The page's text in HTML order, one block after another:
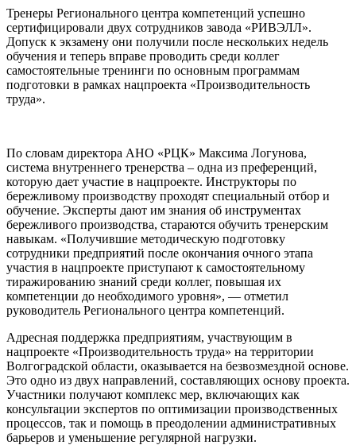
Тренеры Регионального центра компетенций успешно
сертифицировали двух сотрудников завода «РИВЭЛЛ».
Допуск к экзамену они получили после нескольких недель
обучения и теперь вправе проводить среди коллег
самостоятельные тренинги по основным программам
подготовки в рамках нацпроекта «Производительность
труда».
По словам директора АНО «РЦК» Максима Логунова,
система внутреннего тренерства – одна из преференций,
которую дает участие в нацпроекте. Инструкторы по
бережливому производству проходят специальный отбор и
обучение. Эксперты дают им знания об инструментах
бережливого производства, стараются обучить тренерским
навыкам. «Получившие методическую подготовку
сотрудники предприятий после окончания очного этапа
участия в нацпроекте приступают к самостоятельному
тиражированию знаний среди коллег, повышая их
компетенции до необходимого уровня», — отметил
руководитель Регионального центра компетенций.
Адресная поддержка предприятиям, участвующим в
нацпроекте «Производительность труда» на территории
Волгоградской области, оказывается на безвозмездной основе.
Это одно из двух направлений, составляющих основу проекта.
Участники получают комплекс мер, включающих как
консультации экспертов по оптимизации производственных
процессов, так и помощь в преодолении административных
барьеров и уменьшение регулярной нагрузки.